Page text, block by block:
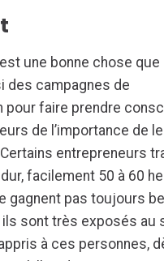
une bonne chose que
des campagnes de
pour faire prendre
de l’importance de
entrepreneurs
facilement 50 à 60
gagnent pas toujours
ils sont très exposés au
à ces personnes,